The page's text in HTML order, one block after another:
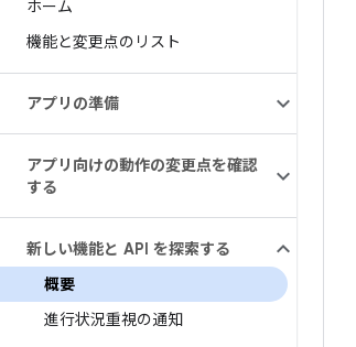
ホーム
機能と変更点のリスト
アプリの準備
アプリ向けの動作の変更点を確認
する
新しい機能と API を探索する
概要
進行状況重視の通知